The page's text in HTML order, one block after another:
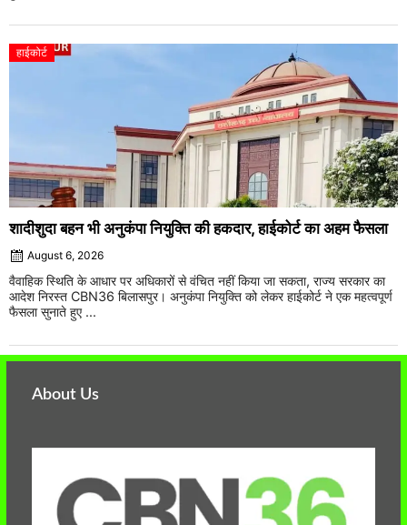
हाईकोर्ट
शादीशुदा बहन भी अनुकंपा नियुक्ति की हकदार, हाईकोर्ट का अहम फैसला
August 6, 2026
वैवाहिक स्थिति के आधार पर अधिकारों से वंचित नहीं किया जा सकता, राज्य सरकार का
आदेश निरस्त CBN36 बिलासपुर। अनुकंपा नियुक्ति को लेकर हाईकोर्ट ने एक महत्वपूर्ण
फैसला सुनाते हुए ...
About Us